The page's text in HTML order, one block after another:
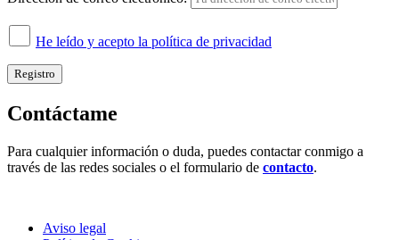
He leído y acepto la política de privacidad
Contáctame
Para cualquier información o duda, puedes contactar conmigo a
través de las redes sociales o el formulario de contacto.
Aviso legal